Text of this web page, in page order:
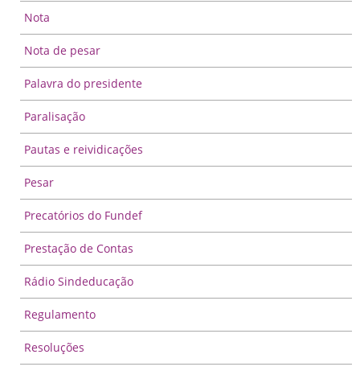
Nota
Nota de pesar
Palavra do presidente
Paralisação
Pautas e reividicações
Pesar
Precatórios do Fundef
Prestação de Contas
Rádio Sindeducação
Regulamento
Resoluções